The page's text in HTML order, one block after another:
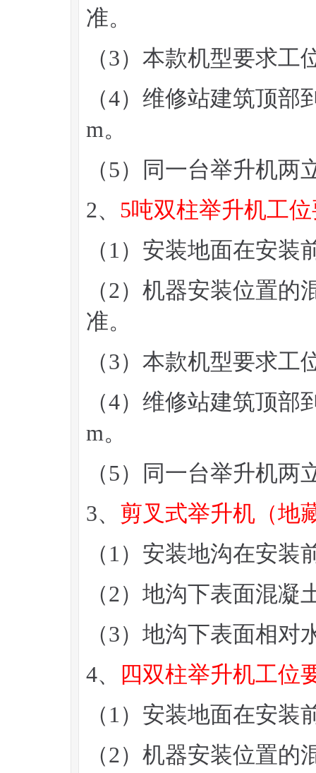
准。
（3）本款机型要求工
（4）维修站建筑顶
m。
（5）同一台举升机
2、 5吨双柱举升机工
（1）安装地面在安
（2）机器安装位置的
准。
（3）本款机型要求工
（4）维修站建筑顶
m。
（5）同一台举升机
3、 剪叉式举升机（地
（1）安装地沟在安
（2）地沟下表面混凝
（3）地沟下表面相对
4、
四双柱举升机工位
（1）安装地面在安
（2）机器安装位置的